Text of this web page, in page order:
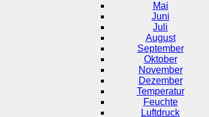
Mai
Juni
Juli
August
September
Oktober
November
Dezember
Temperatur
Feuchte
Luftdruck